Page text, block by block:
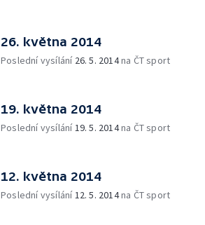
26. května 2014
Poslední vysílání 26. 5. 2014na ČT sport
19. května 2014
Poslední vysílání19. 5. 2014na ČT sport
12. května 2014
Poslední vysílání12. 5. 2014na ČT sport